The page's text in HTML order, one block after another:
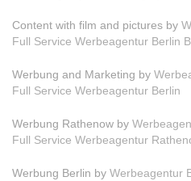
Content with film and pictures by
Full Service Werbeagentur Berlin
Werbung and Marketing by
Full Service Werbeagentur Berlin
Werbung Rathenow by
Full Service Werbeagentur
Werbung Berlin by Werbeagentur